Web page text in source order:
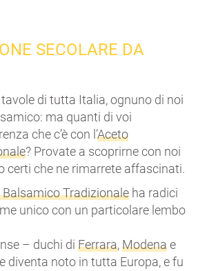
SECOLARE DA
di tutta Italia, ognuno di noi
ma quanti di voi
che c’è con l’Aceto
? Provate a scoprirne con noi
certi che ne rimarrete affascinati.
Balsamico Tradizionale ha radici
unico con un particolare lembo
– duchi di Ferrara,Modenae
diventa noto in tutta Europa, e fu